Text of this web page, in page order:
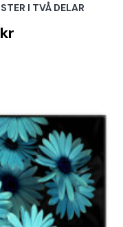
I TVÅ DELAR